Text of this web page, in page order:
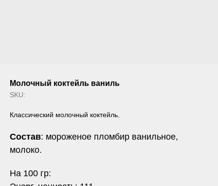
Молочный коктейль ваниль
SKU:
Классический молочный коктейль.
Состав: мороженое пломбир ванильное,
молоко.
На 100 гр: